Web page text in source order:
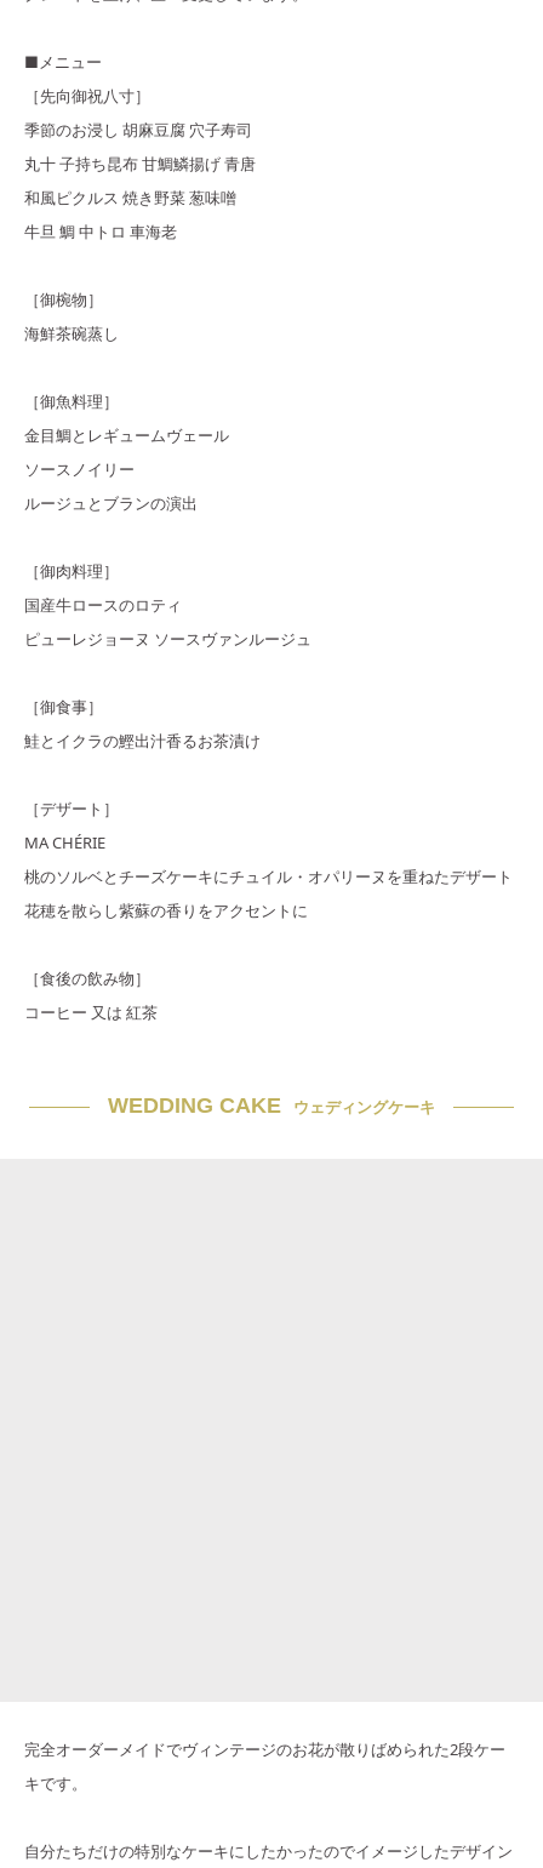
■メニュー
［先向御祝八寸］
季節のお浸し 胡麻豆腐 穴子寿司
丸十 子持ち昆布 甘鯛鱗揚げ 青唐
和風ピクルス 焼き野菜 葱味噌
牛旦 鯛 中トロ 車海老
［御椀物］
海鮮茶碗蒸し
［御魚料理］
金目鯛とレギュームヴェール
ソースノイリー
ルージュとブランの演出
［御肉料理］
国産牛ロースのロティ
ピューレジョーヌ ソースヴァンルージュ
［御食事］
鮭とイクラの鰹出汁香るお茶漬け
［デザート］
MA CHÉRIE
桃のソルベとチーズケーキにチュイル・オパリーヌを重ねたデザート
花穂を散らし紫蘇の香りをアクセントに
［食後の飲み物］
コーヒー 又は 紅茶
WEDDING CAKE ウェディングケーキ
完全オーダーメイドでヴィンテージのお花が散りばめられた2段ケー
キです。
自分たちだけの特別なケーキにしたかったのでイメージしたデザイン